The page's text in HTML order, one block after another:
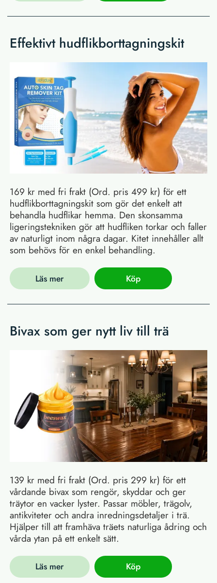
Effektivt hudflikborttagningskit
169 kr med fri frakt (Ord. pris 499 kr) för ett
hudflikborttagningskit som gör det enkelt att
behandla hudflikar hemma. Den skonsamma
ligeringstekniken gör att hudfliken torkar och faller
av naturligt inom några dagar. Kitet innehåller allt
som behövs för en enkel behandling.
Läs mer Köp
Bivax som ger nytt liv till trä
139 kr med fri frakt (Ord. pris 299 kr) för ett
vårdande bivax som rengör, skyddar och ger
träytor en vacker lyster. Passar möbler, trägolv,
antikviteter och andra inredningsdetaljer i trä.
Hjälper till att framhäva träets naturliga ådring och
vårda ytan på ett enkelt sätt.
Läs mer Köp